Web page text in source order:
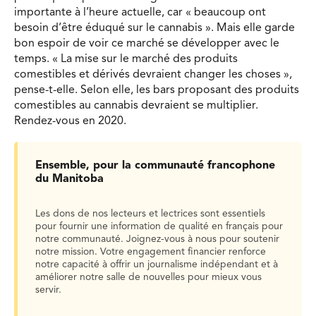
importante à l’heure actuelle, car « beaucoup ont
besoin d’être éduqué sur le cannabis ». Mais elle garde
bon espoir de voir ce marché se développer avec le
temps. « La mise sur le marché des produits
comestibles et dérivés devraient changer les choses »,
pense-t-elle. Selon elle, les bars proposant des produits
comestibles au cannabis devraient se multiplier.
Rendez-vous en 2020.
Ensemble, pour la communauté francophone
du Manitoba
Les dons de nos lecteurs et lectrices sont essentiels
pour fournir une information de qualité en français pour
notre communauté. Joignez-vous à nous pour soutenir
notre mission. Votre engagement financier renforce
notre capacité à offrir un journalisme indépendant et à
améliorer notre salle de nouvelles pour mieux vous
servir.